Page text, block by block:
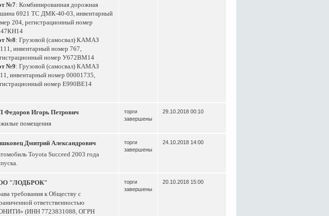
№7: Комбинированная дорожная
6921 ТС ДМК-40-03, инвентарный
204, регистрационный номер
№8: Грузовой (самосвал) КАМАЗ
инвентарный номер 767,
номер У672ВМ14
№9: Грузовой (самосвал) КАМАЗ
инвентарный номер 00001735,
номер Е990ВЕ14
Федоров Игорь Петрович
помещения
торги
завершены
29.10.2018 00:10
Дмитрий Александрович
Toyota Succeed 2003 года
торги
завершены
24.10.2018 14:00
"ЛОДБРОК"
требования к Обществу с
ответственностью
(ИНН 7723831088, ОГРН
торги
завершены
20.10.2018 15:00